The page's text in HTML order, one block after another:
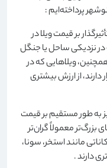
پرداخته‌ایم:
بر قیمت ویلا در
نزدیکی ساحل یا جنگل
ویلاهایی که در
از ارزش بیشتری
به طور مستقیم بر قیمت
بزرگ‌تر معمولاً گران‌تر
مانند استخر، سونا،
دارند.